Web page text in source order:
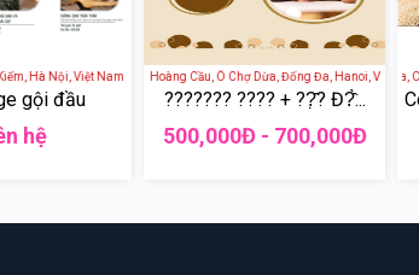
Đa, Hà Nội, Việt Nam
Hà Nội, Việt Nam
gội đầu
hệ
Spa - 4 Ngõ 73 Phố Hoàng Cầu, Ô Chợ Dừa, Đống Đa, Hanoi, Vietnam
??????? ???? + ??̣̂? Đ?̂̀...
500,000Đ - 700,000Đ
JM Spa - 16 Phố Hàng